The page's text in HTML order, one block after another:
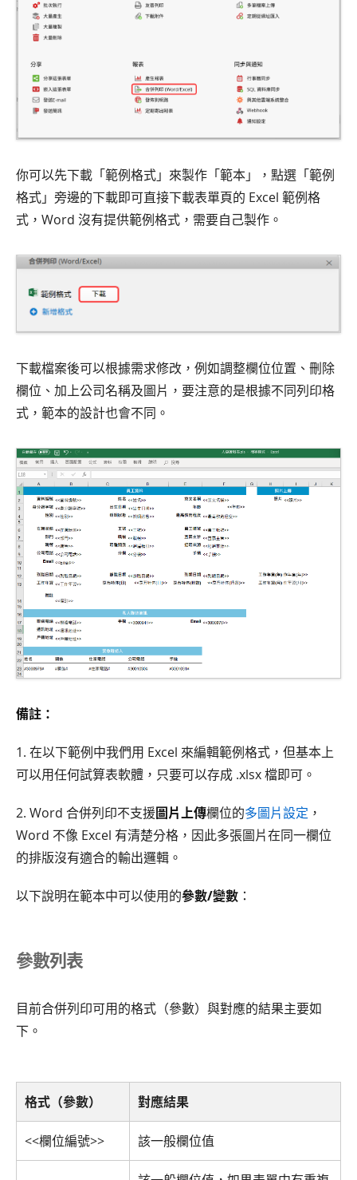
你可以先下載「範例格式」來製作「範本」，點選「範例
格式」旁邊的下載即可直接下載表單頁的 Excel 範例格
式，Word 沒有提供範例格式，需要自己製作。
下載檔案後可以根據需求修改，例如調整欄位位置、刪除
欄位、加上公司名稱及圖片，要注意的是根據不同列印格
式，範本的設計也會不同。
備註：
1. 在以下範例中我們用 Excel 來編輯範例格式，但基本上
可以用任何試算表軟體，只要可以存成 .xlsx 檔即可。
2. Word 合併列印不支援圖片上傳欄位的多圖片設定 ，
Word 不像 Excel 有清楚分格，因此多張圖片在同一欄位
的排版沒有適合的輸出邏輯。
以下說明在範本中可以使用的參數/變數 ：
參數列表
目前合併列印可用的格式（參數）與對應的結果主要如
下。
格式（參數） 對應結果
<<欄位編號>> 該一般欄位值